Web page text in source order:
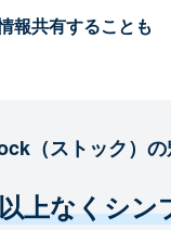
報共有することも
（ストック）の
上なくシン